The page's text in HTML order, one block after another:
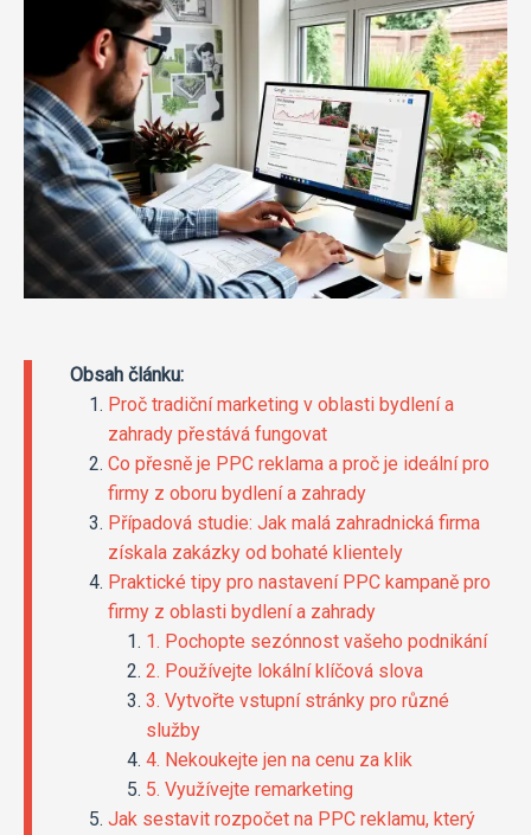
Obsah článku:
Proč tradiční marketing v oblasti bydlení a
zahrady přestává fungovat
Co přesně je PPC reklama a proč je ideální pro
firmy z oboru bydlení a zahrady
Případová studie: Jak malá zahradnická firma
získala zakázky od bohaté klientely
Praktické tipy pro nastavení PPC kampaně pro
firmy z oblasti bydlení a zahrady
1. Pochopte sezónnost vašeho podnikání
2. Používejte lokální klíčová slova
3. Vytvořte vstupní stránky pro různé
služby
4. Nekoukejte jen na cenu za klik
5. Využívejte remarketing
Jak sestavit rozpočet na PPC reklamu, který